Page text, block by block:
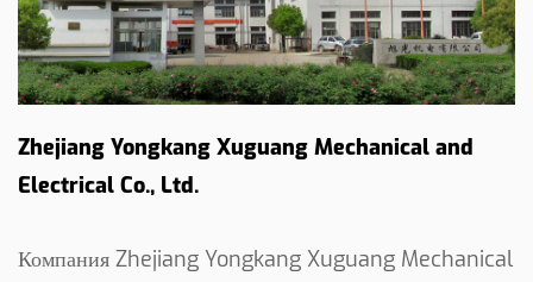
Zhejiang Yongkang Xuguang Mechanical and
Electrical Co., Ltd.
Компания Zhejiang Yongkang Xuguang Mechanical